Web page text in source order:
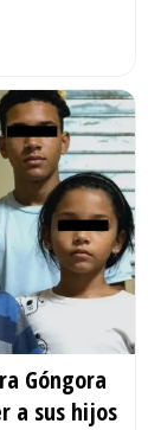
Góngora
a sus hijos